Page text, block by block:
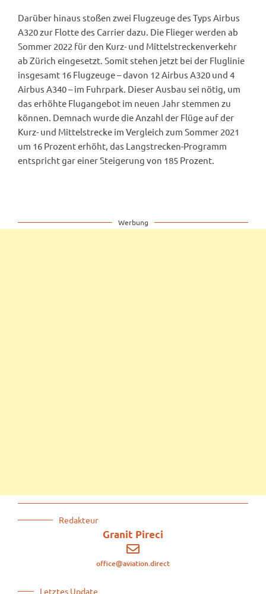
Redakteur
Granit Pireci
office@aviation.direct
Letztes Update
Darüber hinaus stoßen zwei Flugzeuge des Typs Airbus
A320 zur Flotte des Carrier dazu. Die Flieger werden ab
Sommer 2022 für den Kurz- und Mittelstreckenverkehr
ab Zürich eingesetzt. Somit stehen jetzt bei der Fluglinie
insgesamt 16 Flugzeuge – davon 12 Airbus A320 und 4
Airbus A340 – im Fuhrpark. Dieser Ausbau sei nötig, um
das erhöhte Flugangebot im neuen Jahr stemmen zu
können. Demnach wurde die Anzahl der Flüge auf der
Kurz- und Mittelstrecke im Vergleich zum Sommer 2021
um 16 Prozent erhöht, das Langstrecken-Programm
entspricht gar einer Steigerung von 185 Prozent.
Werbung